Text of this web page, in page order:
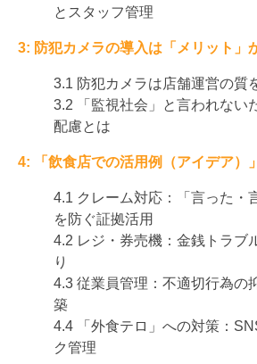
とスタッフ管理
3: 防犯カメラの導入は「メリット」
3.1 防犯カメラは店舗運営の質
3.2 「監視社会」と言われない
配慮とは
4: 「飲食店での活用例（アイデア）」
4.1 クレーム対応：「言った・
を防ぐ証拠活用
4.2 レジ・券売機：金銭トラブ
り
4.3 従業員管理：不適切行為の
築
4.4 「外食テロ」への対策：
ク管理